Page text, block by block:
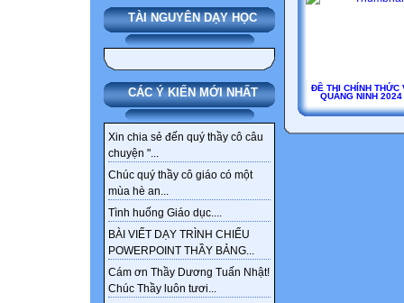
TÀI NGUYÊN DẠY HỌC
CÁC Ý KIẾN MỚI NHẤT
Xin chia sẻ đến quý thầy cô câu
chuyện "...
Chúc quý thầy cô giáo có một
mùa hè an...
Tình huống Giáo dục....
BÀI VIẾT DẠY TRÌNH CHIẾU
POWERPOINT THẦY BẢNG...
Cám ơn Thầy Dương Tuấn Nhật!
Chúc Thầy luôn tươi...
ĐỀ THI CHÍNH THỨC
QUẢNG NINH